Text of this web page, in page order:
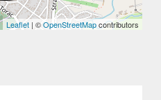
Leaflet | ©OpenStreetMapcontributors